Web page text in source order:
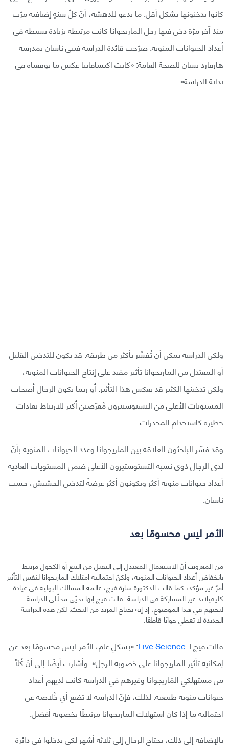
كانوا يدخنونها بشكل أقل. ما يدعو للدهشة، أنّ كلّ سنةٍ إضافية مرّت
منذ آخر مرّة دخن فيها رجل الماريجوانا كانت مرتبطة بزيادة بسيطة في
أعداد الحيوانات المنوية. صرّحت قائدة الدراسة فيبي ناسان بمدرسة
هارفارد تشان للصحة العامة: «كانت اكتشافاتنا عكس ما توقعناه في
بداية الدراسة».
ولكن الدراسة يمكن أن تُفسَّر بأكثر من طريقة. قد يكون للتدخين القليل
أو المعتدل من الماريجوانا تأثير مفيد على إنتاج الحيوانات المنوية،
ولكن تدخينها الكثير قد يعكس هذا التأثير. أو ربما يكون الرجال أصحاب
المستويات الأعلى من التستوستيرون مُعرّضين أكثر للارتباط بعادات
خطيرة كاستخدام المخدرات.
وقد فسّر الباحثون العلاقة بين الماريجوانا وعدد الحيوانات المنوية بأنّ
لدى الرجال ذوي نسبة التستوستيرون الأعلى ضمن المستويات العادية
أعداد حيوانات منوية أكثر ويكونون أكثر عرضةً لتدخين الحشيش، حسب
ناسان.
الأمر ليس محسومًا بعد
من المعروف أنّ الاستعمال المعتدل إلى الثقيل من التبغ أو الكحول مرتبط
بانخفاض أعداد الحيوانات المنوية، ولكنّ احتمالية امتلاك الماريجوانا لنفس التأثير
أمرٌ غير مؤكد، كما قالت الدكتورة سارة فيج، عالمة المسالك البولية في عيادة
كليفيلاند غير المشاركة في الدراسة. قالت فيج إنها تحيّي محلّلي الدراسة
لبحثهم في هذا الموضوع، إذ إنه يحتاج المزيد من البحث. لكن هذه الدراسة
الجديدة لا تعطي جوابًا قاطعًا.
قالت فيج لـLive Science: «بشكلٍ عام، الأمر ليس محسومًا بعد عن
إمكانية تأثير الماريجوانا على خصوبة الرجل». وأشارت أيضًا إلى أنّ كُلًّا
من مستهلكي المَاريجوانا وغيرهم في الدراسة كانت لديهم أعداد
حيوانات منوية طبيعية. لذلك، فإنّ الدراسة لا تضع أي خُلاصة عن
احتمالية ما إذا كان استهلاك الماريجوانا مرتبطًا بخصوبة أفضل.
بالإضافة إلى ذلك، يحتاج الرجال إلى ثلاثة أشهر لكي يدخلوا في دائرة